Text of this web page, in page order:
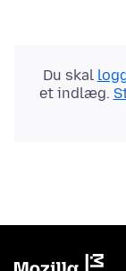
Du skal
et indlæg.